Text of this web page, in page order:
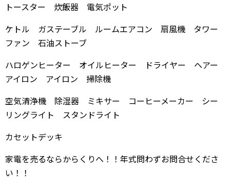
トースター 炊飯器 電気ポット
ケトル ガステーブル ルームエアコン 扇風機 タワー
ファン 石油ストーブ
ハロゲンヒーター オイルヒーター ドライヤー ヘアー
アイロン アイロン 掃除機
空気清浄機 除湿器 ミキサー コーヒーメーカー シー
リングライト スタンドライト
カセットデッキ
家電を売るならからくりへ！！年式問わずお問合せくださ
い！！